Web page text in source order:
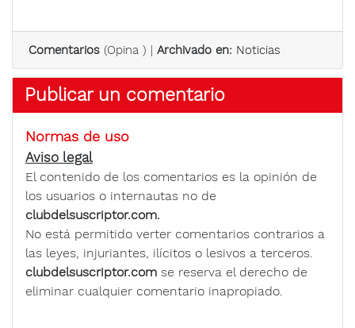
Comentarios (Opina ) | Archivado en: Noticias
Publicar un comentario
Normas de uso
Aviso legal
El contenido de los comentarios es la opinión de
los usuarios o internautas no de
clubdelsuscriptor.com.
No está permitido verter comentarios contrarios a
las leyes, injuriantes, ilícitos o lesivos a terceros.
clubdelsuscriptor.com se reserva el derecho de
eliminar cualquier comentario inapropiado.